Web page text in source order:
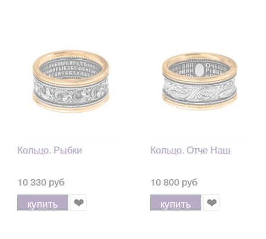
Кольцо. Рыбки
10 330 руб
купить
Кольцо. Отче Наш
10 800 руб
купить